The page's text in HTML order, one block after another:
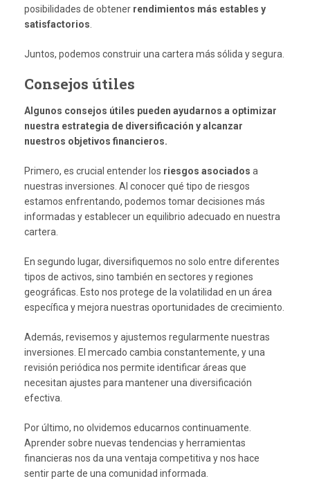
posibilidades de obtener rendimientos más estables y
satisfactorios
Juntos, podemos construir una cartera más sólida y segura.
Consejos útiles
Algunos consejos útiles pueden ayudarnos a optimizar
nuestra estrategia de diversificación y alcanzar
nuestros objetivos financieros.
Primero, es crucial entender los riesgos asociados a
nuestras inversiones. Al conocer qué tipo de riesgos
estamos enfrentando, podemos tomar decisiones más
informadas y establecer un equilibrio adecuado en nuestra
cartera.
En segundo lugar, diversifiquemos no solo entre diferentes
tipos de activos, sino también en sectores y regiones
geográficas. Esto nos protege de la volatilidad en un área
específica y mejora nuestras oportunidades de crecimiento.
Además, revisemos y ajustemos regularmente nuestras
inversiones. El mercado cambia constantemente, y una
revisión periódica nos permite identificar áreas que
necesitan ajustes para mantener una diversificación
efectiva.
Por último, no olvidemos educarnos continuamente.
Aprender sobre nuevas tendencias y herramientas
financieras nos da una ventaja competitiva y nos hace
sentir parte de una comunidad informada.